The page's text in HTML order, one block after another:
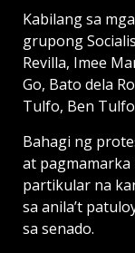
Kabilang sa
grupong
Revilla, Imee
Go, Bato dela
Tulfo, Ben
Bahagi ng
at pagmamarka
partikular na
sa anila’t
sa senado.